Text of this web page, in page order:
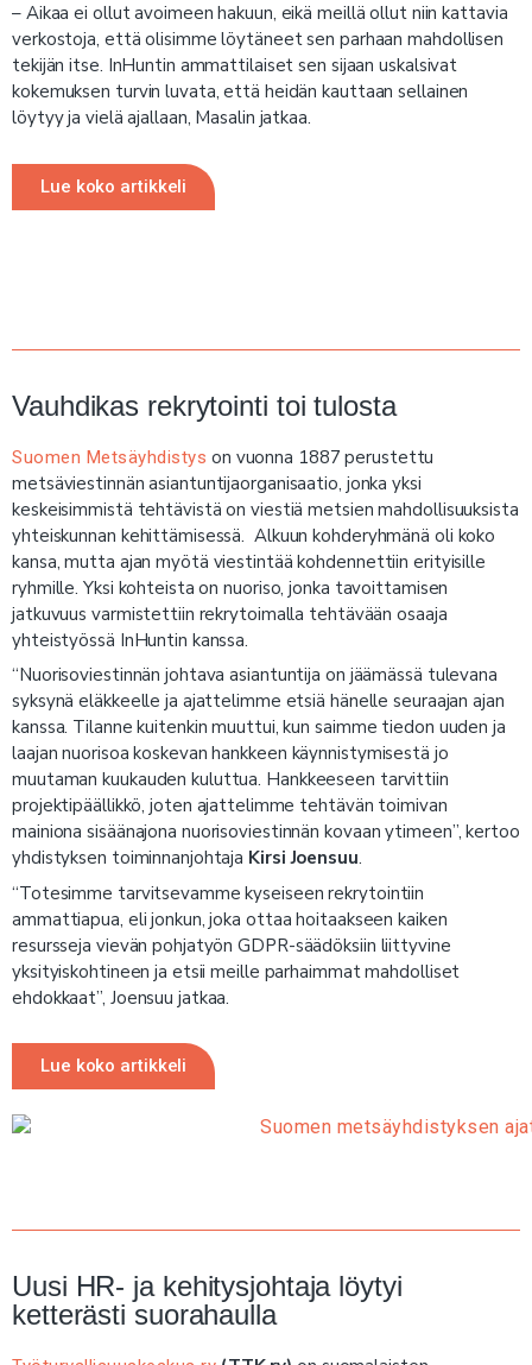
– Aikaa ei ollut avoimeen hakuun, eikä meillä ollut niin kattavia
verkostoja, että olisimme löytäneet sen parhaan mahdollisen
tekijän itse. InHuntin ammattilaiset sen sijaan uskalsivat
kokemuksen turvin luvata, että heidän kauttaan sellainen
löytyy ja vielä ajallaan, Masalin jatkaa.
Lue koko artikkeli
Vauhdikas rekrytointi toi tulosta
Suomen Metsäyhdistys on vuonna 1887 perustettu
metsäviestinnän asiantuntijaorganisaatio, jonka yksi
keskeisimmistä tehtävistä on viestiä metsien mahdollisuuksista
yhteiskunnan kehittämisessä. Alkuun kohderyhmänä oli koko
kansa, mutta ajan myötä viestintää kohdennettiin erityisille
ryhmille. Yksi kohteista on nuoriso, jonka tavoittamisen
jatkuvuus varmistettiin rekrytoimalla tehtävään osaaja
yhteistyössä InHuntin kanssa.
“Nuorisoviestinnän johtava asiantuntija on jäämässä tulevana
syksynä eläkkeelle ja ajattelimme etsiä hänelle seuraajan ajan
kanssa. Tilanne kuitenkin muuttui, kun saimme tiedon uuden ja
laajan nuorisoa koskevan hankkeen käynnistymisestä jo
muutaman kuukauden kuluttua. Hankkeeseen tarvittiin
projektipäällikkö, joten ajattelimme tehtävän toimivan
mainiona sisäänajona nuorisoviestinnän kovaan ytimeen”, kertoo
yhdistyksen toiminnanjohtaja Kirsi Joensuu.
“Totesimme tarvitsevamme kyseiseen rekrytointiin
ammattiapua, eli jonkun, joka ottaa hoitaakseen kaiken
resursseja vievän pohjatyön GDPR-säädöksiin liittyvine
yksityiskohtineen ja etsii meille parhaimmat mahdolliset
ehdokkaat”, Joensuu jatkaa.
Lue koko artikkeli
Uusi HR- ja kehitysjohtaja löytyi
ketterästi suorahaulla